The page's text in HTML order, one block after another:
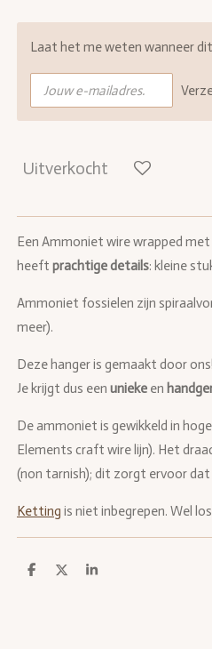
Laat het me weten wanneer
Uitverkocht
Een Ammoniet wire wrapped
heeft prachtige details: kleine
Ammoniet fossielen zijn
meer).
Deze hanger is gemaakt door ons!
Je krijgt dus een unieke en
De ammoniet is gewikkeld in
Elements craft wire lijn). Het
(non tarnish); dit zorgt ervoor dat
Ketting is niet inbegrepen. Wel
D
D
S